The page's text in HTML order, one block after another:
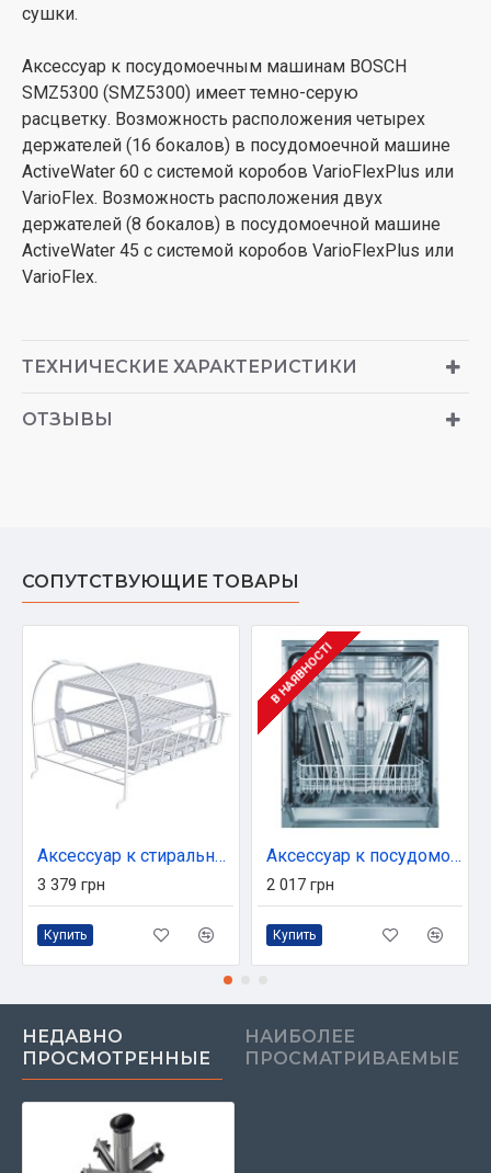
сушки.
Аксессуар к посудомоечным машинам BOSCH
SMZ5300 (SMZ5300) имеет темно-серую
расцветку. Возможность расположения четырех
держателей (16 бокалов) в посудомоечной машине
ActiveWater 60 с системой коробов VarioFlexPlus или
VarioFlex. Возможность расположения двух
держателей (8 бокалов) в посудомоечной машине
ActiveWater 45 с системой коробов VarioFlexPlus или
VarioFlex.
ТЕХНИЧЕСКИЕ ХАРАКТЕРИСТИКИ
ОТЗЫВЫ
СОПУТСТВУЮЩИЕ ТОВАРЫ
Аксессуар к стиральным машинам Bosch корзина для сушильних машин (WMZ20600)
3 379 грн
Купить
В НАЯВНОСТІ
Аксессуар к посудомойным машинам Bosch SMZ5000
2 017 грн
Купить
НЕДАВНО
ПРОСМОТРЕННЫЕ
НАИБОЛЕЕ
ПРОСМАТРИВАЕМЫЕ